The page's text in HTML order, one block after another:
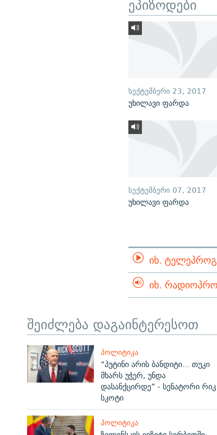
ეპიზოდები
ᲡᲔᲥᲢᲔᲛᲑᲔᲠᲘ 23, 2017
უხილავი ფარდა
ᲡᲔᲥᲢᲔᲛᲑᲔᲠᲘ 07, 2017
უხილავი ფარდა
ᲘᲮ.
ᲘᲮ.
შეიძლება დაგაინტერესოთ
ᲞᲝᲚᲘᲢᲘᲙᲐ
“პუტინი არის ბანდიტი... თუკი
მხარს უჭერ, უნდა
დასანქცირდე” - სენატორი რიკ
სკოტი
ᲞᲝᲚᲘᲢᲘᲙᲐ